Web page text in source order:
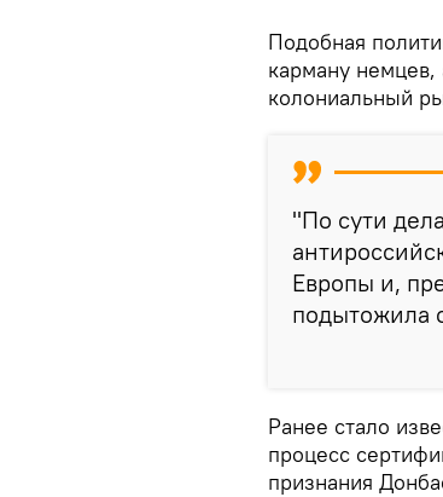
Подобная
карману
колониальный
"По сути
Европы и,
подытожила
Ранее стало
процесс
признания